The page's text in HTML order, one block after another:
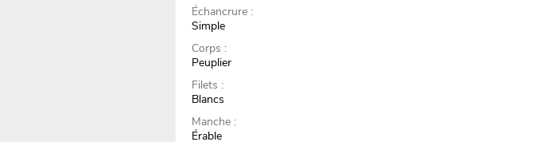
Échancrure :
Simple
Corps :
Peuplier
Filets :
Blancs
Manche :
Érable